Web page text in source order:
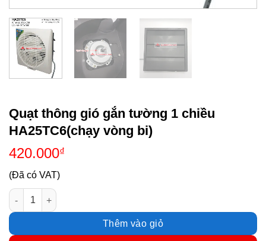
Quạt thông gió gắn tường 1 chiều
HA25TC6(chạy vòng bi)
420.000₫
(Đã có VAT)
Quạt thông gió gắn tường 1 chiều HA25TC6(chạy vòng bi) số
Thêm vào giỏ